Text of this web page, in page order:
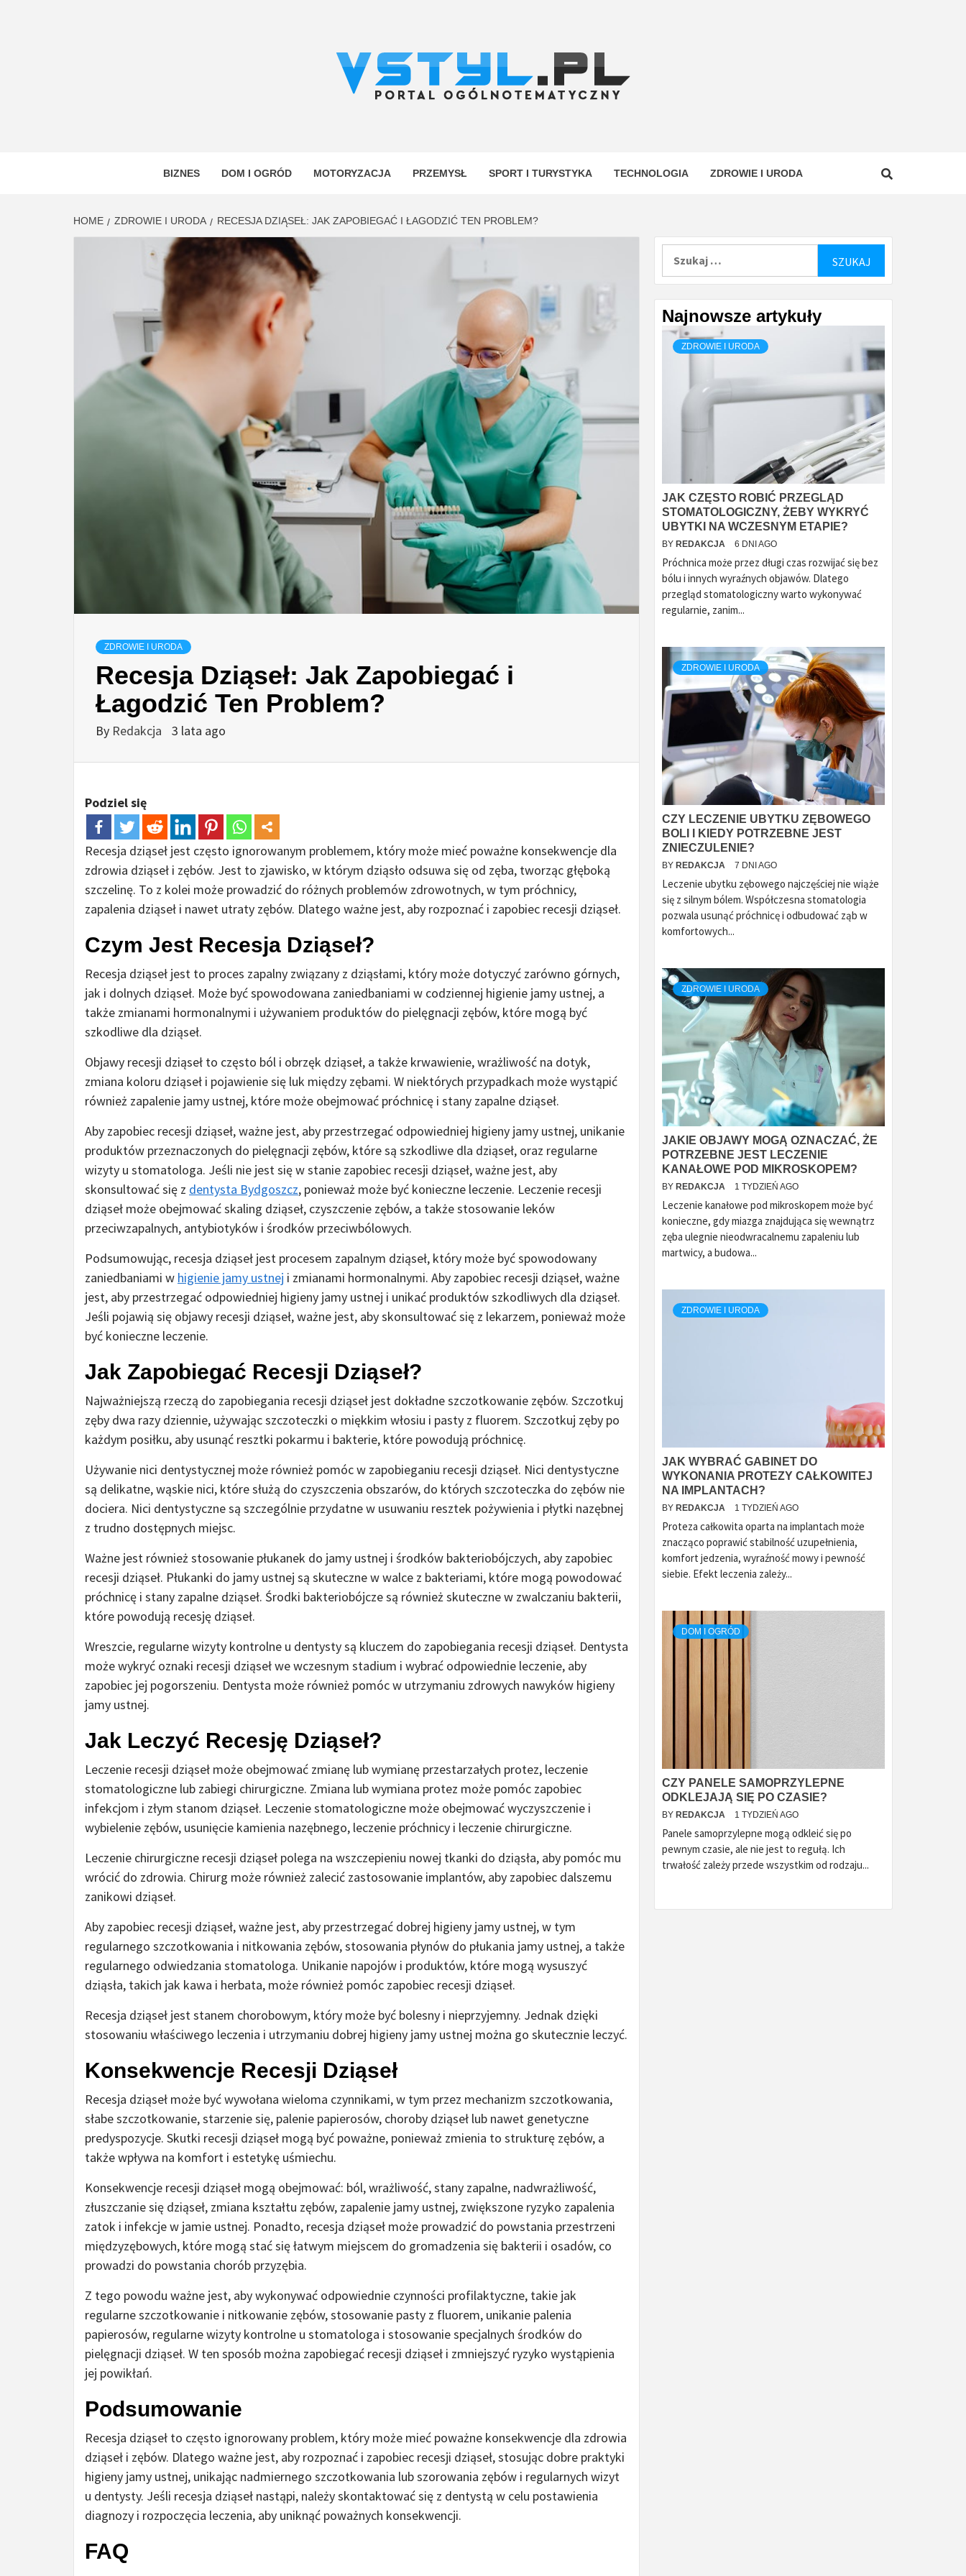
VSTYL.PL
BIZNES DOM I OGRÓD MOTORYZACJA PRZEMYSŁ SPORT I TURYSTYKA TECHNOLOGIA ZDROWIE I URODA
HOME ZDROWIE I URODA RECESJA DZIĄSEŁ: JAK ZAPOBIEGAĆ I ŁAGODZIĆ TEN PROBLEM?
ZDROWIE I URODA
Recesja Dziąseł: Jak Zapobiegać i
Łagodzić Ten Problem?
By Redakcja 3 lata ago
Podziel się
Recesja dziąseł jest często ignorowanym problemem, który może mieć poważne konsekwencje dla
zdrowia dziąseł i zębów. Jest to zjawisko, w którym dziąsło odsuwa się od zęba, tworząc głęboką
szczelinę. To z kolei może prowadzić do różnych problemów zdrowotnych, w tym próchnicy,
zapalenia dziąseł i nawet utraty zębów. Dlatego ważne jest, aby rozpoznać i zapobiec recesji dziąseł.
Czym Jest Recesja Dziąseł?
Recesja dziąseł jest to proces zapalny związany z dziąsłami, który może dotyczyć zarówno górnych,
jak i dolnych dziąseł. Może być spowodowana zaniedbaniami w codziennej higienie jamy ustnej, a
także zmianami hormonalnymi i używaniem produktów do pielęgnacji zębów, które mogą być
szkodliwe dla dziąseł.
Objawy recesji dziąseł to często ból i obrzęk dziąseł, a także krwawienie, wrażliwość na dotyk,
zmiana koloru dziąseł i pojawienie się luk między zębami. W niektórych przypadkach może wystąpić
również zapalenie jamy ustnej, które może obejmować próchnicę i stany zapalne dziąseł.
Aby zapobiec recesji dziąseł, ważne jest, aby przestrzegać odpowiedniej higieny jamy ustnej, unikanie
produktów przeznaczonych do pielęgnacji zębów, które są szkodliwe dla dziąseł, oraz regularne
wizyty u stomatologa. Jeśli nie jest się w stanie zapobiec recesji dziąseł, ważne jest, aby
skonsultować się z dentysta Bydgoszcz, ponieważ może być konieczne leczenie. Leczenie recesji
dziąseł może obejmować skaling dziąseł, czyszczenie zębów, a także stosowanie leków
przeciwzapalnych, antybiotyków i środków przeciwbólowych.
Podsumowując, recesja dziąseł jest procesem zapalnym dziąseł, który może być spowodowany
zaniedbaniami w higienie jamy ustnej i zmianami hormonalnymi. Aby zapobiec recesji dziąseł, ważne
jest, aby przestrzegać odpowiedniej higieny jamy ustnej i unikać produktów szkodliwych dla dziąseł.
Jeśli pojawią się objawy recesji dziąseł, ważne jest, aby skonsultować się z lekarzem, ponieważ może
być konieczne leczenie.
Jak Zapobiegać Recesji Dziąseł?
Najważniejszą rzeczą do zapobiegania recesji dziąseł jest dokładne szczotkowanie zębów. Szczotkuj
zęby dwa razy dziennie, używając szczoteczki o miękkim włosiu i pasty z fluorem. Szczotkuj zęby po
każdym posiłku, aby usunąć resztki pokarmu i bakterie, które powodują próchnicę.
Używanie nici dentystycznej może również pomóc w zapobieganiu recesji dziąseł. Nici dentystyczne
są delikatne, wąskie nici, które służą do czyszczenia obszarów, do których szczoteczka do zębów nie
dociera. Nici dentystyczne są szczególnie przydatne w usuwaniu resztek pożywienia i płytki nazębnej
z trudno dostępnych miejsc.
Ważne jest również stosowanie płukanek do jamy ustnej i środków bakteriobójczych, aby zapobiec
recesji dziąseł. Płukanki do jamy ustnej są skuteczne w walce z bakteriami, które mogą powodować
próchnicę i stany zapalne dziąseł. Środki bakteriobójcze są również skuteczne w zwalczaniu bakterii,
które powodują recesję dziąseł.
Wreszcie, regularne wizyty kontrolne u dentysty są kluczem do zapobiegania recesji dziąseł. Dentysta
może wykryć oznaki recesji dziąseł we wczesnym stadium i wybrać odpowiednie leczenie, aby
zapobiec jej pogorszeniu. Dentysta może również pomóc w utrzymaniu zdrowych nawyków higieny
jamy ustnej.
Jak Leczyć Recesję Dziąseł?
Leczenie recesji dziąseł może obejmować zmianę lub wymianę przestarzałych protez, leczenie
stomatologiczne lub zabiegi chirurgiczne. Zmiana lub wymiana protez może pomóc zapobiec
infekcjom i złym stanom dziąseł. Leczenie stomatologiczne może obejmować wyczyszczenie i
wybielenie zębów, usunięcie kamienia nazębnego, leczenie próchnicy i leczenie chirurgiczne.
Leczenie chirurgiczne recesji dziąseł polega na wszczepieniu nowej tkanki do dziąsła, aby pomóc mu
wrócić do zdrowia. Chirurg może również zalecić zastosowanie implantów, aby zapobiec dalszemu
zanikowi dziąseł.
Aby zapobiec recesji dziąseł, ważne jest, aby przestrzegać dobrej higieny jamy ustnej, w tym
regularnego szczotkowania i nitkowania zębów, stosowania płynów do płukania jamy ustnej, a także
regularnego odwiedzania stomatologa. Unikanie napojów i produktów, które mogą wysuszyć
dziąsła, takich jak kawa i herbata, może również pomóc zapobiec recesji dziąseł.
Recesja dziąseł jest stanem chorobowym, który może być bolesny i nieprzyjemny. Jednak dzięki
stosowaniu właściwego leczenia i utrzymaniu dobrej higieny jamy ustnej można go skutecznie leczyć.
Konsekwencje Recesji Dziąseł
Recesja dziąseł może być wywołana wieloma czynnikami, w tym przez mechanizm szczotkowania,
słabe szczotkowanie, starzenie się, palenie papierosów, choroby dziąseł lub nawet genetyczne
predyspozycje. Skutki recesji dziąseł mogą być poważne, ponieważ zmienia to strukturę zębów, a
także wpływa na komfort i estetykę uśmiechu.
Konsekwencje recesji dziąseł mogą obejmować: ból, wrażliwość, stany zapalne, nadwrażliwość,
złuszczanie się dziąseł, zmiana kształtu zębów, zapalenie jamy ustnej, zwiększone ryzyko zapalenia
zatok i infekcje w jamie ustnej. Ponadto, recesja dziąseł może prowadzić do powstania przestrzeni
międzyzębowych, które mogą stać się łatwym miejscem do gromadzenia się bakterii i osadów, co
prowadzi do powstania chorób przyzębia.
Z tego powodu ważne jest, aby wykonywać odpowiednie czynności profilaktyczne, takie jak
regularne szczotkowanie i nitkowanie zębów, stosowanie pasty z fluorem, unikanie palenia
papierosów, regularne wizyty kontrolne u stomatologa i stosowanie specjalnych środków do
pielęgnacji dziąseł. W ten sposób można zapobiegać recesji dziąseł i zmniejszyć ryzyko wystąpienia
jej powikłań.
Podsumowanie
Recesja dziąseł to często ignorowany problem, który może mieć poważne konsekwencje dla zdrowia
dziąseł i zębów. Dlatego ważne jest, aby rozpoznać i zapobiec recesji dziąseł, stosując dobre praktyki
higieny jamy ustnej, unikając nadmiernego szczotkowania lub szorowania zębów i regularnych wizyt
u dentysty. Jeśli recesja dziąseł nastąpi, należy skontaktować się z dentystą w celu postawienia
diagnozy i rozpoczęcia leczenia, aby uniknąć poważnych konsekwencji.
FAQ
Najnowsze artykuły
ZDROWIE I URODA
JAK CZĘSTO ROBIĆ PRZEGLĄD
STOMATOLOGICZNY, ŻEBY WYKRYĆ
UBYTKI NA WCZESNYM ETAPIE?
BY REDAKCJA 6 DNI AGO
Próchnica może przez długi czas rozwijać się bez
bólu i innych wyraźnych objawów. Dlatego
przegląd stomatologiczny warto wykonywać
regularnie, zanim...
ZDROWIE I URODA
CZY LECZENIE UBYTKU ZĘBOWEGO
BOLI I KIEDY POTRZEBNE JEST
ZNIECZULENIE?
BY REDAKCJA 7 DNI AGO
Leczenie ubytku zębowego najczęściej nie wiąże
się z silnym bólem. Współczesna stomatologia
pozwala usunąć próchnicę i odbudować ząb w
komfortowych...
ZDROWIE I URODA
JAKIE OBJAWY MOGĄ OZNACZAĆ, ŻE
POTRZEBNE JEST LECZENIE
KANAŁOWE POD MIKROSKOPEM?
BY REDAKCJA 1 TYDZIEŃ AGO
Leczenie kanałowe pod mikroskopem może być
konieczne, gdy miazga znajdująca się wewnątrz
zęba ulegnie nieodwracalnemu zapaleniu lub
martwicy, a budowa...
ZDROWIE I URODA
JAK WYBRAĆ GABINET DO
WYKONANIA PROTEZY CAŁKOWITEJ
NA IMPLANTACH?
BY REDAKCJA 1 TYDZIEŃ AGO
Proteza całkowita oparta na implantach może
znacząco poprawić stabilność uzupełnienia,
komfort jedzenia, wyraźność mowy i pewność
siebie. Efekt leczenia zależy...
DOM I OGRÓD
CZY PANELE SAMOPRZYLEPNE
ODKLEJAJĄ SIĘ PO CZASIE?
BY REDAKCJA 1 TYDZIEŃ AGO
Panele samoprzylepne mogą odkleić się po
pewnym czasie, ale nie jest to regułą. Ich
trwałość zależy przede wszystkim od rodzaju...